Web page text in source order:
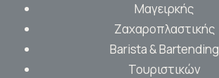
Μαγειρκής
Ζαχαροπλαστικής
Barista & Bartending
Τουριστικών